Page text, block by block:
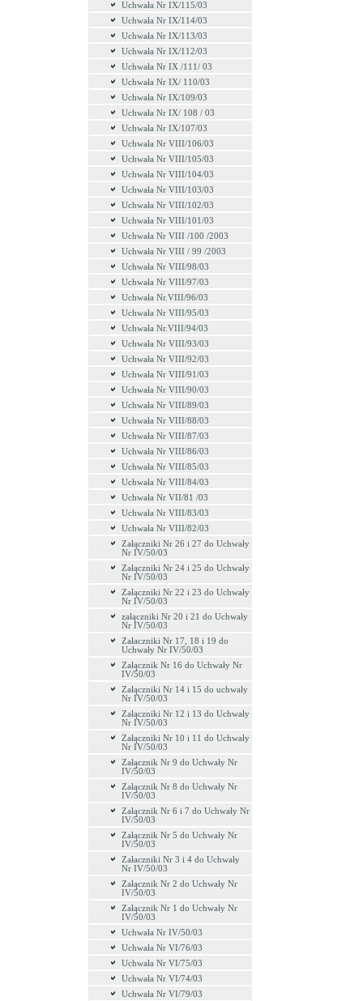
Uchwała Nr IX/115/03
Uchwała Nr IX/114/03
Uchwała Nr IX/113/03
Uchwała Nr IX/112/03
Uchwała Nr IX /111/ 03
Uchwała Nr IX/ 110/03
Uchwała Nr IX/109/03
Uchwała Nr IX/ 108 / 03
Uchwała Nr IX/107/03
Uchwała Nr VIII/106/03
Uchwała Nr VIII/105/03
Uchwała Nr VIII/104/03
Uchwała Nr VIII/103/03
Uchwała Nr VIII/102/03
Uchwała Nr VIII/101/03
Uchwała Nr VIII /100 /2003
Uchwała Nr VIII / 99 /2003
Uchwała Nr VIII/98/03
Uchwała Nr VIII/97/03
Uchwała Nr.VIII/96/03
Uchwała Nr VIII/95/03
Uchwała Nr.VIII/94/03
Uchwała Nr VIII/93/03
Uchwała Nr VIII/92/03
Uchwała Nr VIII/91/03
Uchwała Nr VIII/90/03
Uchwała Nr VIII/89/03
Uchwała Nr VIII/88/03
Uchwała Nr VIII/87/03
Uchwała Nr VIII/86/03
Uchwała Nr VIII/85/03
Uchwała Nr VIII/84/03
Uchwała Nr VII/81 /03
Uchwała Nr VIII/83/03
Uchwała Nr VIII/82/03
Załączniki Nr 26 i 27 do Uchwały
Nr IV/50/03
Załączniki Nr 24 i 25 do Uchwały
Nr IV/50/03
Załączniki Nr 22 i 23 do Uchwały
Nr IV/50/03
załączniki Nr 20 i 21 do Uchwały
Nr IV/50/03
Załaczniki Nr 17, 18 i 19 do
Uchwały Nr IV/50/03
Załącznik Nr 16 do Uchwały Nr
IV/50/03
Załączniki Nr 14 i 15 do uchwały
Nr IV/50/03
Załączniki Nr 12 i 13 do Uchwały
Nr IV/50/03
Załączniki Nr 10 i 11 do Uchwały
Nr IV/50/03
Załącznik Nr 9 do Uchwały Nr
IV/50/03
Załącznik Nr 8 do Uchwały Nr
IV/50/03
Załącznik Nr 6 i 7 do Uchwały Nr
IV/50/03
Załącznik Nr 5 do Uchwały Nr
IV/50/03
Załaczniki Nr 3 i 4 do Uchwały
Nr IV/50/03
Załącznik Nr 2 do Uchwały Nr
IV/50/03
Załącznik Nr 1 do Uchwały Nr
IV/50/03
Uchwała Nr IV/50/03
Uchwała Nr VI/76/03
Uchwała Nr VI/75/03
Uchwała Nr VI/74/03
Uchwała Nr VI/79/03